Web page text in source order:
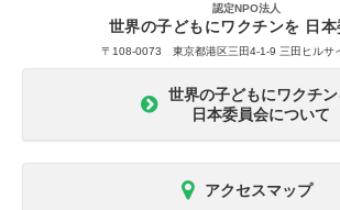
認定NPO法人
世界の子どもにワクチンを 日本
〒108-0073 東京都港区三田4-1-9 三田ヒルサ
世界の子どもにワクチ
日本委員会について
アクセスマップ